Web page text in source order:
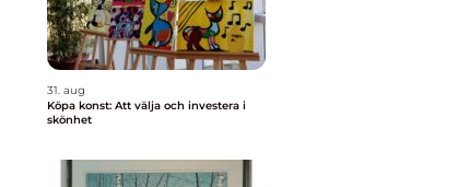
31. aug
Köpa konst: Att välja och investera i
skönhet